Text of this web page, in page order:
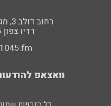
רחוב דולב 3, מגדל תפן, ת.ד 56
FM רדיו צפון 104.5
וואצאפ להודעות: